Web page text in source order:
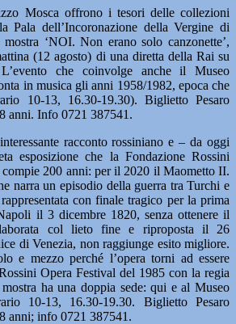
Mosca offrono i tesori delle collezioni
Pala dell’Incoronazione della Vergine di
‘NOI. Non erano solo canzonette’,
(12 agosto) di una diretta della Rai su
che coinvolge anche il Museo
in musica gli anni 1958/1982, epoca che
10-13, 16.30-19.30). Biglietto Pesaro
anni. Info 0721 387541.
racconto rossiniano e – da oggi
esposizione che la Fondazione Rossini
compie 200 anni: per il 2020 il Maometto II.
narra un episodio della guerra tra Turchi e
con finale tragico per la prima
il 3 dicembre 1820, senza ottenere il
col lieto fine e riproposta il 26
di Venezia, non raggiunge esito migliore.
e mezzo perché l’opera torni ad essere
Opera Festival del 1985 con la regia
ha una doppia sede: qui e al Museo
10-13, 16.30-19.30. Biglietto Pesaro
anni; info 0721 387541.